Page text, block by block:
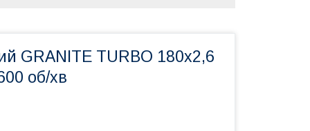
GRANITE TURBO 180х2,6
об/хв